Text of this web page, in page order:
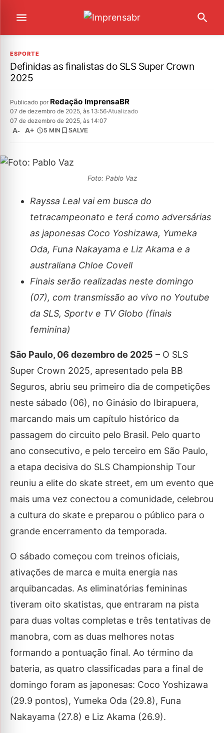
ESPORTE
Definidas as finalistas do SLS Super Crown
2025
Publicado por Redação ImprensaBR
07 de dezembro de 2025, às 13:56·Atualizado
07 de dezembro de 2025, às 14:07
A- A+ 5 MIN SALVE
Foto: Pablo Vaz
Rayssa Leal vai em busca do
tetracampeonato e terá como adversárias
as japonesas Coco Yoshizawa, Yumeka
Oda, Funa Nakayama e Liz Akama e a
australiana Chloe Covell
Finais serão realizadas neste domingo
(07), com transmissão ao vivo no Youtube
da SLS, Sportv e TV Globo (finais
feminina)
São Paulo, 06 dezembro de 2025 – O SLS
Super Crown 2025, apresentado pela BB
Seguros, abriu seu primeiro dia de competições
neste sábado (06), no Ginásio do Ibirapuera,
marcando mais um capítulo histórico da
passagem do circuito pelo Brasil. Pelo quarto
ano consecutivo, e pelo terceiro em São Paulo,
a etapa decisiva do SLS Championship Tour
reuniu a elite do skate street, em um evento que
mais uma vez conectou a comunidade, celebrou
a cultura do skate e preparou o público para o
grande encerramento da temporada.
O sábado começou com treinos oficiais,
ativações de marca e muita energia nas
arquibancadas. As eliminatórias femininas
tiveram oito skatistas, que entraram na pista
para duas voltas completas e três tentativas de
manobra, com as duas melhores notas
formando a pontuação final. Ao término da
bateria, as quatro classificadas para a final de
domingo foram as japonesas: Coco Yoshizawa
(29.9 pontos), Yumeka Oda (29.8), Funa
Nakayama (27.8) e Liz Akama (26.9).